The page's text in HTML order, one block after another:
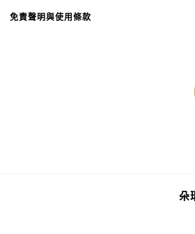
免責聲明與使用條款
朵